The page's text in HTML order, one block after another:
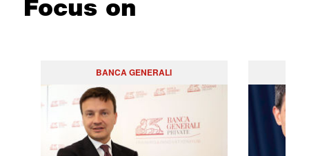
Focus on
BANCA GENERALI